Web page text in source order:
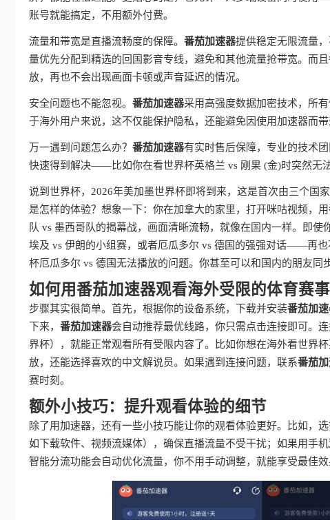
账号就能搞定，不用额外付费。
流量和带宽是直播流畅度的保障。 番茄加速器提供稳定无限流量
量优先分配到精选的回国影音专线，避免和其他流量抢带宽。而
放，再也不会出现画面卡顿或声音延迟的情况。
安全问题也不能忽视。 番茄加速器采用高强度数据加密技术，所
于海外用户来说，这不仅能保护隐私，还能避免因使用加速器而带
万一遇到问题怎么办？ 番茄加速器有实时售后保障，专业的技术
快速得到解决——比如你在看世界杯英格兰 vs 刚果 (金)时突然无
说到世界杯，2026年美加墨世界杯即将到来，这是首次由三个国
是怎样的体验？想象一下：你在加拿大的家里，打开咪咕视频，用
队 vs 墨西哥队的揭幕战，画面清晰流畅，就像在国内一样。即
埃及 vs 伊朗的小组赛，或者厄瓜多尔 vs 德国的强强对话——再
杯厄瓜多尔 vs 德国无法播放的问题。你甚至可以和国内的朋友同
如何用番茄加速器观看海外受限的体育赛事
步骤其实很简单。首先，根据你的设备系统，下载并安装番茄加
下来， 番茄加速器会自动推荐最优线路，你只需点击连接即可。
界杯），就能正常观看所有受限内容了。比如你想在海外看世界
放，还能选择喜欢的中文解说员。如果遇到连接问题，联系番茄
赛时刻。
额外小技巧：提升观看体验的细节
除了用加速器，还有一些小技巧能让你的观看体验更好。比如，
如下载软件、视频流媒体），确保直播流量不受干扰；如果用手
智能分流功能会自动优化流量，你不用手动调整，就能享受最佳效